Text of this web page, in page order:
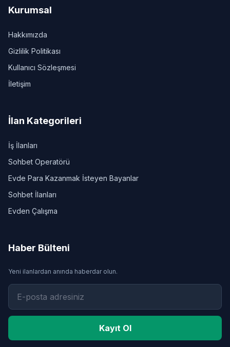
Kurumsal
Hakkımızda
Gizlilik Politikası
Kullanıcı Sözleşmesi
İletişim
İlan Kategorileri
İş İlanları
Sohbet Operatörü
Evde Para Kazanmak İsteyen Bayanlar
Sohbet İlanları
Evden Çalışma
Haber Bülteni
Yeni ilanlardan anında haberdar olun.
Kayıt Ol